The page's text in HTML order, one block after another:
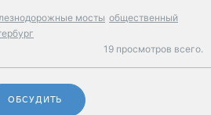
мосты общественный
19 просмотров всего.
ОБСУДИТЬ